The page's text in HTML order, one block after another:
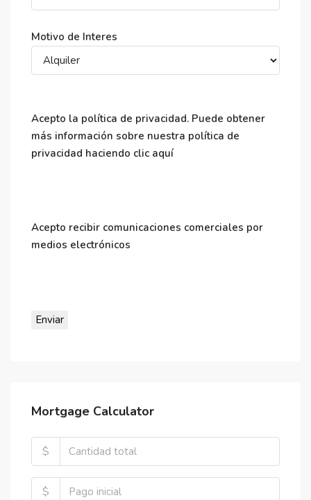
Motivo de Interes
Acepto la política de privacidad. Puede obtener
más información sobre nuestra política de
privacidad haciendo clic aquí
Acepto recibir comunicaciones comerciales por
medios electrónicos
Mortgage Calculator
$
$